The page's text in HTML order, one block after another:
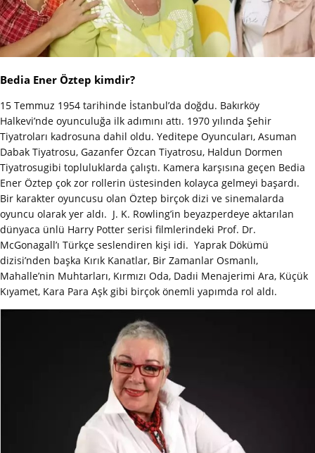
Bedia Ener Öztep kimdir?
15 Temmuz 1954 tarihinde İstanbul’da doğdu. Bakırköy
Halkevi’nde oyunculuğa ilk adımını attı. 1970 yılında Şehir
Tiyatroları kadrosuna dahil oldu. Yeditepe Oyuncuları, Asuman
Dabak Tiyatrosu, Gazanfer Özcan Tiyatrosu, Haldun Dormen
Tiyatrosugibi topluluklarda çalıştı. Kamera karşısına geçen Bedia
Ener Öztep çok zor rollerin üstesinden kolayca gelmeyi başardı.
Bir karakter oyuncusu olan Öztep birçok dizi ve sinemalarda
oyuncu olarak yer aldı. J. K. Rowling’in beyazperdeye aktarılan
dünyaca ünlü Harry Potter serisi filmlerindeki Prof. Dr.
McGonagall’ı Türkçe seslendiren kişi idi. Yaprak Dökümü
dizisi’nden başka Kırık Kanatlar, Bir Zamanlar Osmanlı,
Mahalle’nin Muhtarları, Kırmızı Oda, Dadıi Menajerimi Ara, Küçük
Kıyamet, Kara Para Aşk gibi birçok önemli yapımda rol aldı.